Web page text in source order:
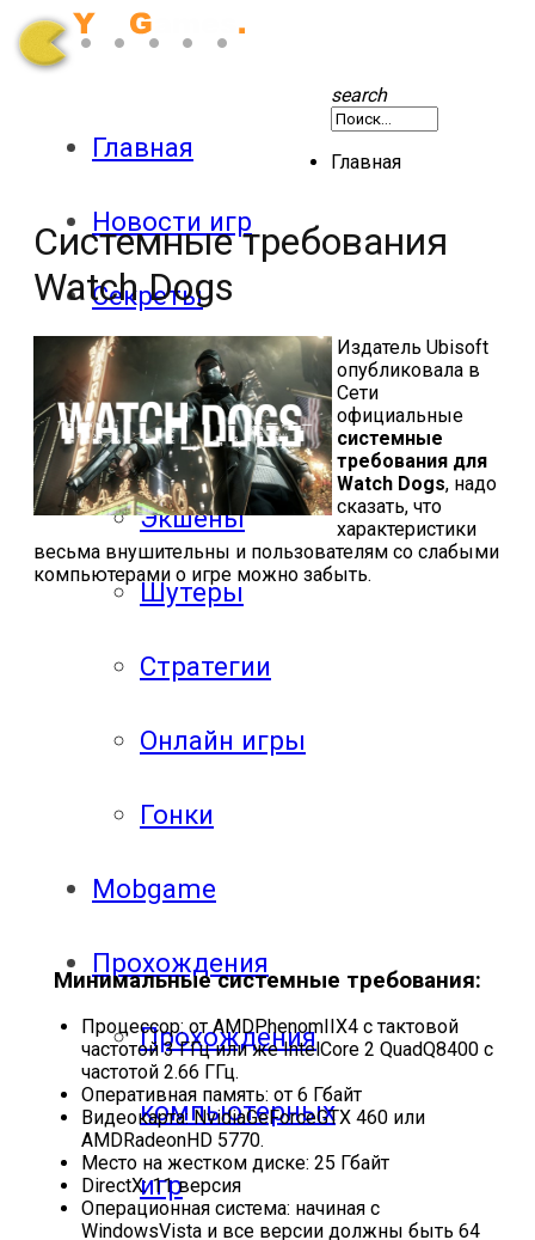
Главная
Новости игр
Секреты
Патчи
Обзоры
Экшены
Шутеры
Стратегии
Онлайн игры
Гонки
Mobgame
Прохождения
Прохождения
компьютерных
игр
search
Главная
Системные требования
Watch Dogs
Издатель Ubisoft
опубликовала в
Сети
официальные
системные
требования для
Watch Dogs, надо
сказать, что
характеристики
весьма внушительны и пользователям со слабыми
компьютерами о игре можно забыть.
Минимальные системные требования:
Процессор: от AMDPhenomIIX4 с тактовой
частотой 3 ГГц или же IntelCore 2 QuadQ8400 с
частотой 2.66 ГГц.
Оперативная память: от 6 Гбайт
Видеокарта: NvidiaGeForceGTX 460 или
AMDRadeonHD 5770.
Место на жестком диске: 25 Гбайт
DirectX: 11 версия
Операционная система: начиная с
WindowsVista и все версии должны быть 64